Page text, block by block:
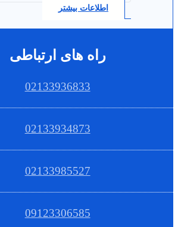
اطلاعات بیشتر
راه های ارتباطی
02133936833
02133934873
02133985527
09123306585